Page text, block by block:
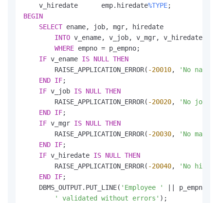
    v_hiredate      emp.hiredate
%TYPE
BEGIN
SELECT ename, job, mgr, hiredate
INTO v_ename, v_job, v_mgr, v_hiredate
WHERE empno = p_empno;
IF v_ename IS NULL
THEN
        RAISE_APPLICATION_ERROR(
-20010,
'No
END IF;
IF v_job IS NULL
THEN
        RAISE_APPLICATION_ERROR(
-20020,
'No job
END IF;
IF v_mgr IS NULL
THEN
        RAISE_APPLICATION_ERROR(
-20030,
'No
END IF;
IF v_hiredate IS NULL
THEN
        RAISE_APPLICATION_ERROR(
-20040,
'No hire
END IF;
    DBMS_OUTPUT.PUT_LINE(
'Employee '
|| p_empno ||
' validated without errors'